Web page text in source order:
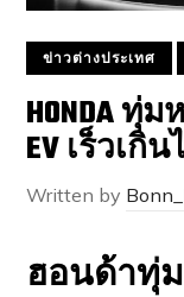
ข่าวต่างประเทศ
HONDA
EV เร็วเกิน
Written by
ฮอนด้าทุ่